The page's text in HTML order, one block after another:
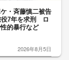
・斉藤慎二被告
役7年を求刑 ロ
的暴行など
2026年8月5日